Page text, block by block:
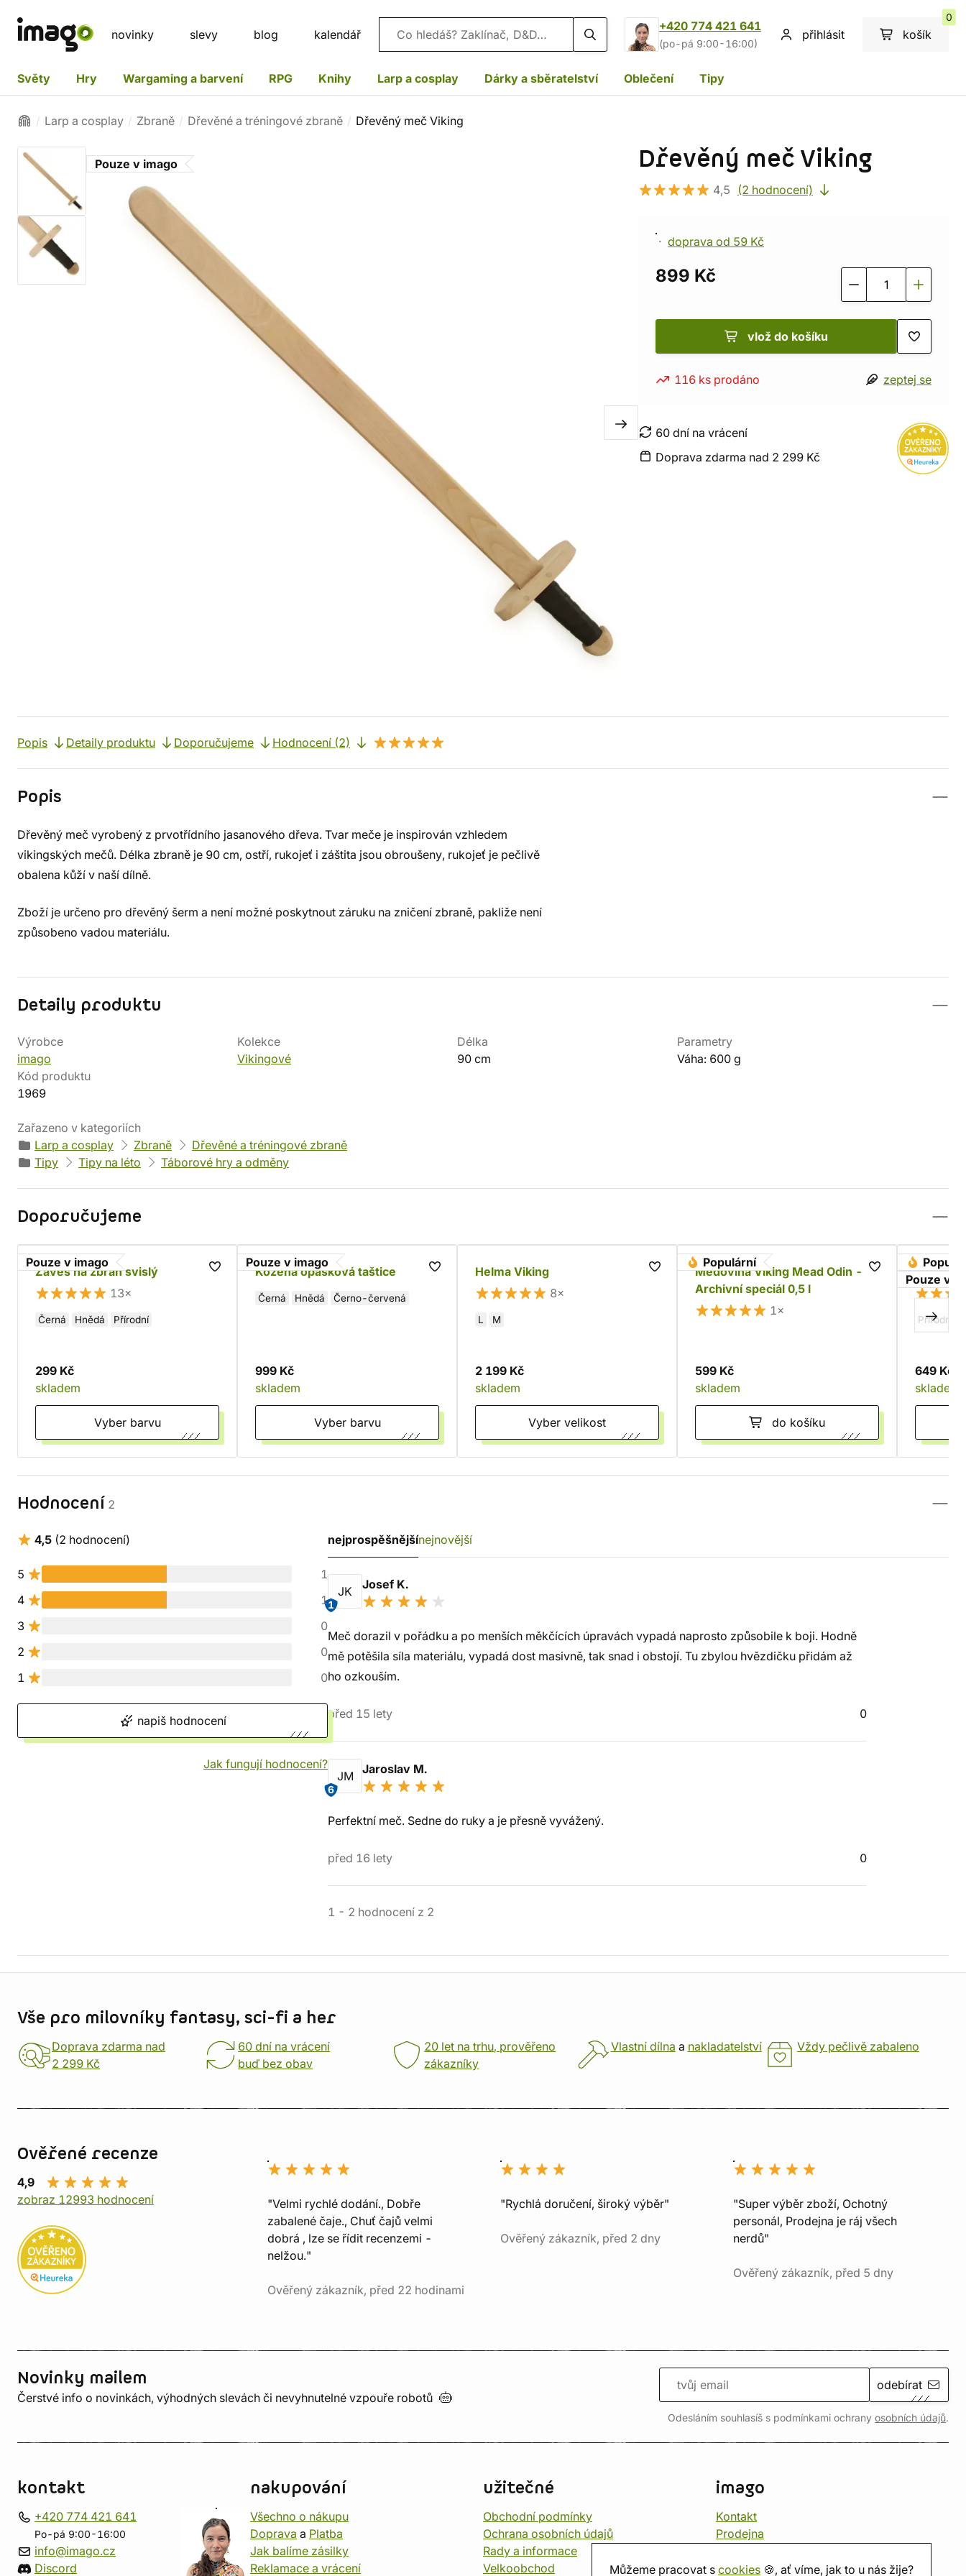
novinky slevy blog kalendář Vyhledávání
+420 774 421 641
(po-pá 9:00-16:00)
přihlásit košík
0
Světy Hry Wargaming a barvení RPG Knihy Larp a cosplay Dárky a sběratelství Oblečení Tipy
Larp a cosplay Zbraně Dřevěné a tréningové zbraně Dřevěný meč Viking
Pouze v imago Dřevěný meč Viking
4,5 (2 hodnocení)
doprava od 59 Kč
899 Kč
vlož do košíku
116 ks prodáno zeptej se
60 dní na vrácení
Doprava zdarma nad 2 299 Kč
Popis Detaily produktu Doporučujeme Hodnocení (2)
Popis
Dřevěný meč vyrobený z prvotřídního jasanového dřeva. Tvar meče je inspirován vzhledem
vikingských mečů. Délka zbraně je 90 cm, ostří, rukojeť i záštita jsou obroušeny, rukojeť je pečlivě
obalena kůží v naší dílně.
Zboží je určeno pro dřevěný šerm a není možné poskytnout záruku na zničení zbraně, pakliže není
způsobeno vadou materiálu.
Detaily produktu
Výrobce
imago
Kolekce
Vikingové
Délka
90 cm
Parametry
Váha: 600 g
Kód produktu
1969
Zařazeno v kategoriích
Larp a cosplay
Zbraně
Dřevěné a tréningové zbraně
Tipy
Tipy na léto Táborové hry a odměny
Doporučujeme
Pouze v imago
Závěs na zbraň svislý
13×
Černá Hnědá Přírodní
299 Kč
skladem
Vyber barvu
Pouze v imago
Kožená opasková taštice
Černá Hnědá Černo-červená
999 Kč
skladem
Vyber barvu
Helma Viking
8×
L M
2 199 Kč
skladem
Vyber velikost
Populární
Medovina Viking Mead Odin -
Archivní speciál 0,5 l
1×
599 Kč
skladem
do košíku
Pouze v
Opasek
Přírodní
649 Kč
skladem
Hodnocení 2
4,5 (2 hodnocení)
5
1
4
1
3
0
2
0
1
0
napiš hodnocení
Jak fungují hodnocení?
nejprospěšnějšínejnovější
JK
1
Josef K.
Meč dorazil v pořádku a po menších měkčících úpravách vypadá naprosto způsobile k boji. Hodně
mě potěšila síla materiálu, vypadá dost masivně, tak snad i obstojí. Tu zbylou hvězdičku přidám až
ho ozkouším.
před 15 lety 0
JM
6
Jaroslav M.
Perfektní meč. Sedne do ruky a je přesně vyvážený.
před 16 lety 0
1 - 2 hodnocení z 2
Můžeme pracovat s cookies 🍪, ať víme, jak to u nás žije?
Vše pro milovníky fantasy, sci-fi a her
Doprava zdarma nad
2 299 Kč
60 dní na vrácení
buď bez obav
20 let na trhu, prověřeno
zákazníky
Vlastní dílna a nakladatelství Vždy pečlivě zabaleno
Ověřené recenze
4,9
zobraz 12993 hodnocení
"Velmi rychlé dodání., Dobře
zabalené čaje., Chuť čajů velmi
dobrá , lze se řídit recenzemi -
nelžou."
Ověřený zákazník, před 22 hodinami
"Rychlá doručení, široký výběr"
Ověřený zákazník, před 2 dny
"Super výběr zboží, Ochotný
personál, Prodejna je ráj všech
nerdů"
Ověřený zákazník, před 5 dny
Novinky mailem
Čerstvé info o novinkách, výhodných slevách či nevyhnutelné vzpouře robotů
odebírat
Odesláním souhlasíš s podmínkami ochrany osobních údajů.
kontakt
+420 774 421 641
Po-pá 9:00-16:00
info@imago.cz
Discord
nakupování
Všechno o nákupu
Doprava a Platba
Jak balíme zásilky
Reklamace a vrácení
užitečné
Obchodní podmínky
Ochrana osobních údajů
Rady a informace
Velkoobchod
imago
Kontakt
Prodejna
O nás